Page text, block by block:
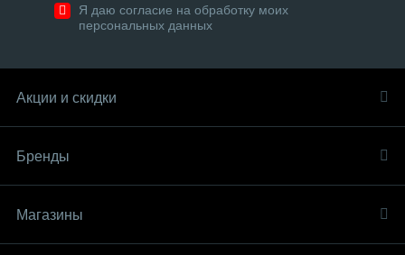
Я даю согласие на обработку моих
персональных данных
Акции и скидки
Бренды
Магазины